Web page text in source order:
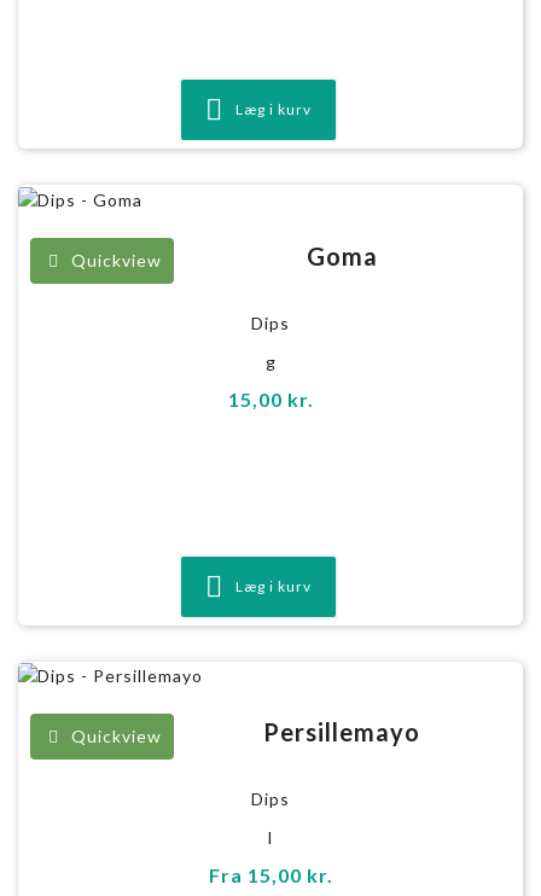
Læg i kurv
Quickview Goma
Dips
g
15,00 kr.
Læg i kurv
Quickview Persillemayo
Dips
l
Fra 15,00 kr.